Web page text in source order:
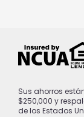
Sus ahorros
$250,000 y
de los Estados